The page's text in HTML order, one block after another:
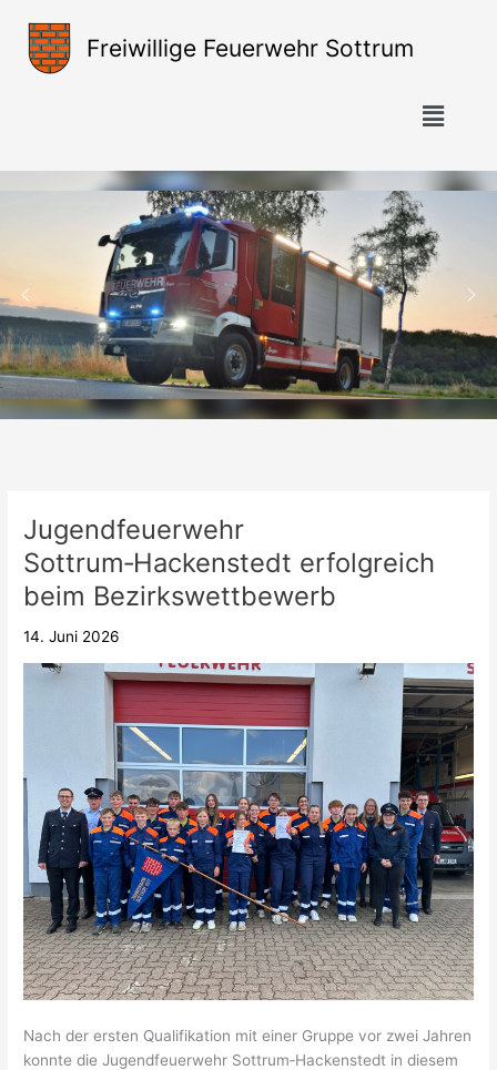
Inhalt
springen
Freiwillige Feuerwehr Sottrum
Menü
Jugendfeuerwehr
Sottrum‑Hackenstedt erfolgreich
beim Bezirkswettbewerb
14. Juni 2026
Nach der ersten Qualifikation mit einer Gruppe vor zwei Jahren
konnte die Jugendfeuerwehr Sottrum‑Hackenstedt in diesem
Jugendfeuerwehr
Sottrum‑Hackenstedt
erfolgreich
beim